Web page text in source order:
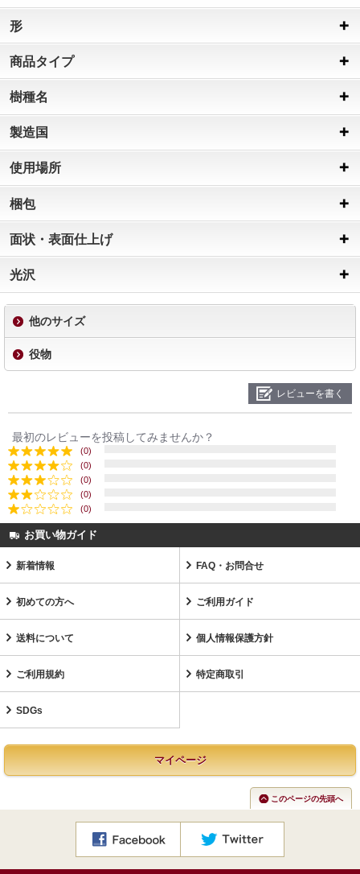
形
商品タイプ
樹種名
製造国
使用場所
梱包
面状・表面仕上げ
光沢
他のサイズ
役物
レビューを書く
最初のレビューを投稿してみませんか？
(0)
(0)
(0)
(0)
(0)
お買い物ガイド
新着情報 FAQ・お問合せ
初めての方へ ご利用ガイド
送料について 個人情報保護方針
ご利用規約 特定商取引
SDGs
マイページ
このページの先頭へ